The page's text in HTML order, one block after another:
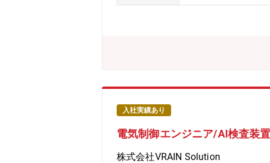
I）からハード（装置）まで一気通貫し
入社実績あり
電気制御エンジニア/AI検査装
株式会社VRAIN Solution